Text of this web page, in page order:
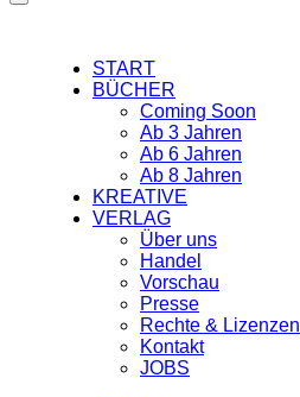
START
BÜCHER
Coming Soon
Ab 3 Jahren
Ab 6 Jahren
Ab 8 Jahren
KREATIVE
VERLAG
Über uns
Handel
Vorschau
Presse
Rechte & Lizenzen
Kontakt
JOBS